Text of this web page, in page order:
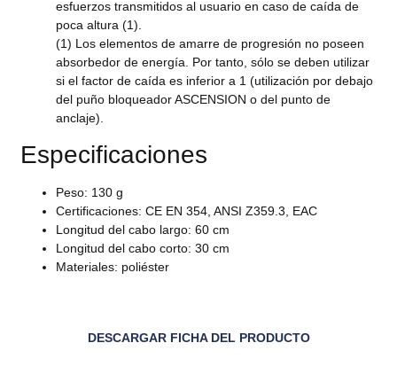
esfuerzos transmitidos al usuario en caso de caída de
poca altura (1).
(1) Los elementos de amarre de progresión no poseen
absorbedor de energía. Por tanto, sólo se deben utilizar
si el factor de caída es inferior a 1 (utilización por debajo
del puño bloqueador ASCENSION o del punto de
anclaje).
Especificaciones
Peso: 130 g
Certificaciones: CE EN 354, ANSI Z359.3, EAC
Longitud del cabo largo: 60 cm
Longitud del cabo corto: 30 cm
Materiales: poliéster
DESCARGAR FICHA DEL PRODUCTO